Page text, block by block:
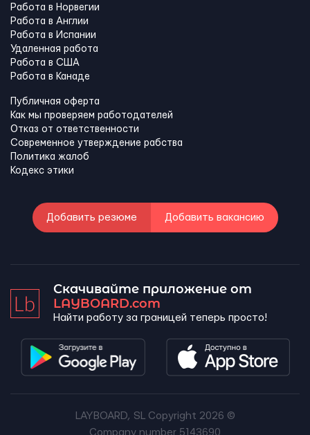
Работа в Норвегии
Работа в Англии
Работа в Испании
Удаленная работа
Работа в США
Работа в Канадe
Публичная оферта
Как мы проверяем работодателей
Отказ от ответственности
Современное утверждение рабства
Политика жалоб
Кодекс этики
Добавить резюме Добавить вакансию
Скачивайте приложение от
LAYBOARD.com
Найти работу за границей теперь просто!
LAYBOARD, SL Copyright 2026 ©
Company number 5143690